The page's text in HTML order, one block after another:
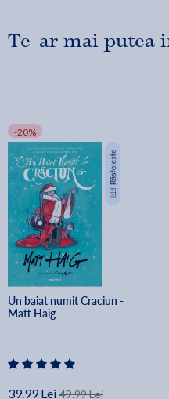
Te-ar mai putea
-20%
Un baiat numit Craciun -
Matt Haig
39.99 Lei 49.99 Lei